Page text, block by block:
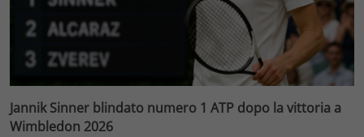
Jannik Sinner blindato numero 1 ATP dopo la vittoria a
Wimbledon 2026